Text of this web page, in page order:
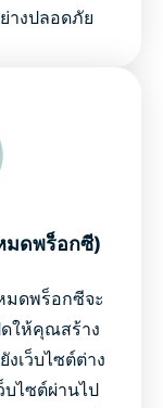
างปลอดภัย
มดพร็อกซี)
มดพร็อกซีจะ
ดให้คุณสร้าง
เว็บไซต์ต่าง
บไซต์ผ่านไป